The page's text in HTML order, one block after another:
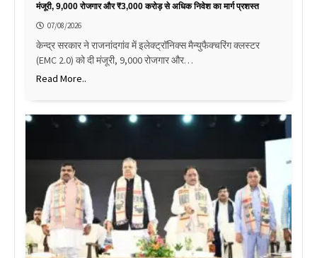
मंजूरी, 9,000 रोजगार और ₹3,000 करोड़ से अधिक निवेश का मार्ग प्रशस्त
07/08/2026
केन्द्र सरकार ने राजनांदगांव में इलेक्ट्रॉनिक्स मैन्युफैक्चरिंग क्लस्टर
(EMC 2.0) को दी मंजूरी, 9,000 रोजगार और…
Read More..